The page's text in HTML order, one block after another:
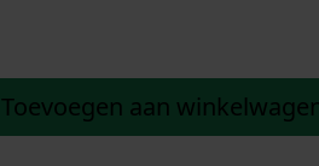
Toevoegen aan